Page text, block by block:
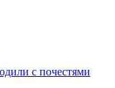
с почестями